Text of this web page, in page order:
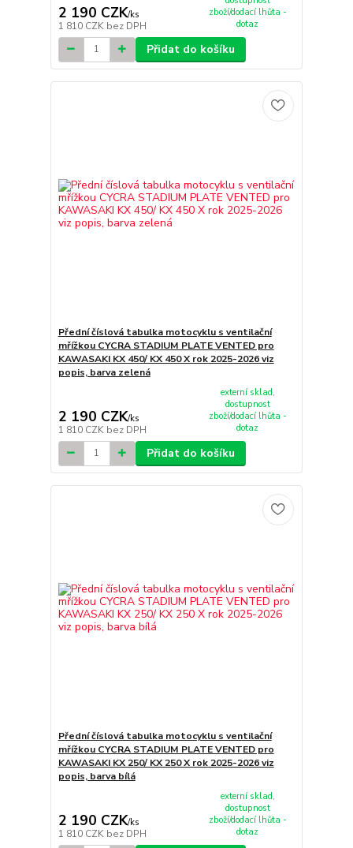
2 190 CZK/ks
1 810 CZK bez DPH
zboží/dodací lhůta -
dotaz
Přidat do košíku
Přední číslová tabulka motocyklu s ventilační
mřížkou CYCRA STADIUM PLATE VENTED pro
KAWASAKI KX 450/ KX 450 X rok 2025-2026 viz
popis, barva zelená
2 190 CZK/ks
1 810 CZK bez DPH
externí sklad,
dostupnost
zboží/dodací lhůta -
dotaz
Přidat do košíku
Přední číslová tabulka motocyklu s ventilační
mřížkou CYCRA STADIUM PLATE VENTED pro
KAWASAKI KX 250/ KX 250 X rok 2025-2026 viz
popis, barva bílá
2 190 CZK/ks
1 810 CZK bez DPH
externí sklad,
dostupnost
zboží/dodací lhůta -
dotaz